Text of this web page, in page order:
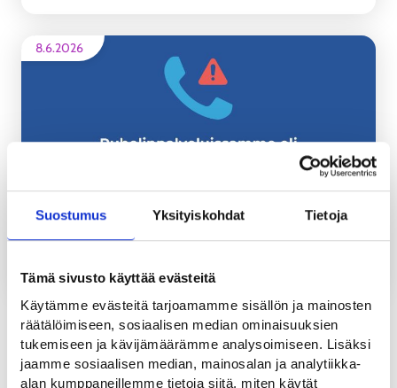
Suostumus Yksityiskohdat Tietoja
Tämä sivusto käyttää evästeitä
Käytämme evästeitä tarjoamamme sisällön ja mainosten
räätälöimiseen, sosiaalisen median ominaisuuksien
tukemiseen ja kävijämäärämme analysoimiseen. Lisäksi
jaamme sosiaalisen median, mainosalan ja analytiikka-
alan kumppaneillemme tietoja siitä, miten käytät
8.6.2026
Katso kaikki